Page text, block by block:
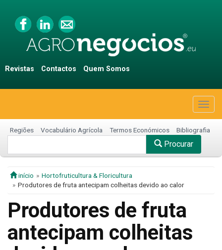
Revistas Contactos Quem Somos
Regiões Vocabulário Agrícola Termos Económicos Bibliografia
Procurar
início
Hortofruticultura & Floricultura
Produtores de fruta antecipam colheitas devido ao calor
Produtores de fruta
antecipam colheitas